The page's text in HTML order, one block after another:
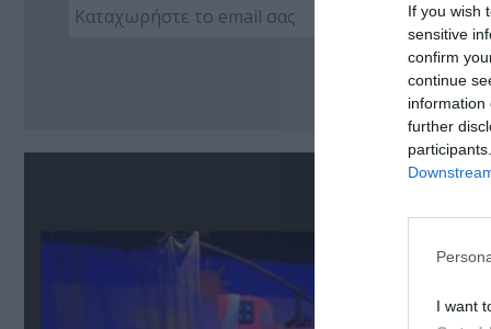
If you wish
sensitive
confirm
continue
information
further
I want